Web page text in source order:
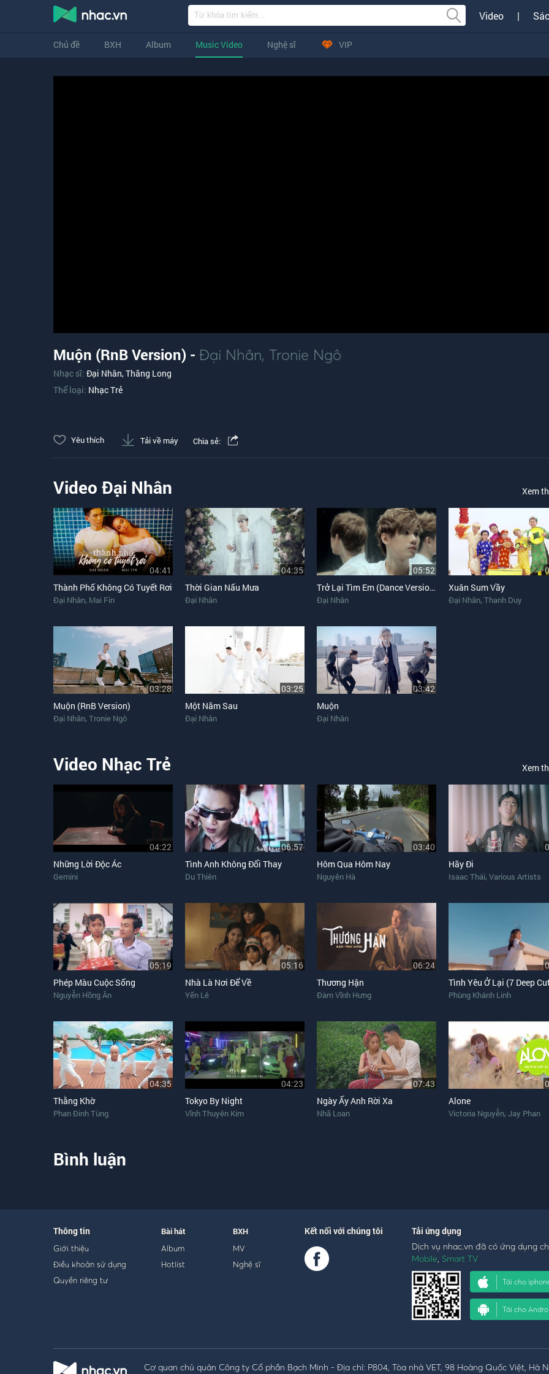
Video |
Chủ đề BXH Album Music Video Nghệ sĩ VIP
Muộn (RnB Version) - Đại Nhân, Tronie Ngô
Nhạc sĩ: Đại Nhân,Thăng Long
Thể loại: Nhạc Trẻ
Yêu thích Tải về máy Chia sẻ:
Video Đại Nhân Xem
04:41
Thành Phố Không Có Tuyết Rơi
Đại Nhân, Mai Fin
04:35
Thời Gian Nấu Mưa
Đại Nhân
05:52
Trở Lại Tìm Em (Dance Version)
Đại Nhân
Xuân Sum Vầy
Đại Nhân, Thanh Duy
03:28
Muộn (RnB Version)
Đại Nhân, Tronie Ngô
03:25
Một Năm Sau
Đại Nhân
03:42
Muộn
Đại Nhân
Video Nhạc Trẻ Xem
04:22
Những Lời Độc Ác
Gemini
06:57
Tình Anh Không Đổi Thay
Du Thiên
03:40
Hôm Qua Hôm Nay
Nguyên Hà
Hãy Đi
Isaac Thái, Various Artists
05:19
Phép Màu Cuộc Sống
Nguyễn Hồng Ân
05:16
Nhà Là Nơi Để Về
Yến Lê
06:24
Thương Hận
Đàm Vĩnh Hưng Phùng Khánh Linh
04:35
Thằng Khờ
Phan Đinh Tùng
04:23
Tokyo By Night
Vĩnh Thuyên Kim
07:43
Ngày Ấy Anh Rời Xa
Nhã Loan
Alone
Victoria Nguyễn, Jay Phan
Bình luận
Thông tin
Giới thiệu
Điều khoản sử dụng
Quyền riêng tư
Bài hát
Album
Hotlist
BXH
MV
Nghệ sĩ
Kết nối với chúng tôi Tải ứng dụng
Dịch vụ nhac.vn đã có ứng dụng
Mobile, Smart TV
Tải cho
Tải cho
Cơ quan chủ quản Công ty Cổ phần Bạch Minh - Địa chỉ: P804, Tòa nhà VET, 98 Hoàng Quốc Việt, Hà